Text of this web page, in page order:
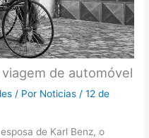
de automóvel
/ Por Noticias /12 de
de Karl Benz, o